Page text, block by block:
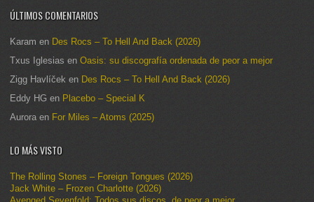
ÚLTIMOS COMENTARIOS
Karam en Des Rocs – To Hell And Back (2026)
Txus Iglesias en Oasis: su discografía ordenada de peor a mejor
Zigg Havlíček en Des Rocs – To Hell And Back (2026)
Eddy HG en Placebo – Special K
Aurora en For Miles – Atoms (2025)
LO MÁS VISTO
The Rolling Stones – Foreign Tongues (2026)
Jack White – Frozen Charlotte (2026)